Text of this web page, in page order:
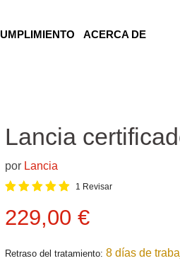
ACERCA DE
Lancia
por Lancia
1 Revisar
Precio actual
229,00 €
Retraso del tratamiento:8 días de